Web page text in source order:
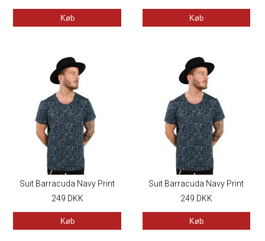
Køb Køb
Suit Barracuda Navy Print
249 DKK
Køb
Suit Barracuda Navy Print
249 DKK
Køb